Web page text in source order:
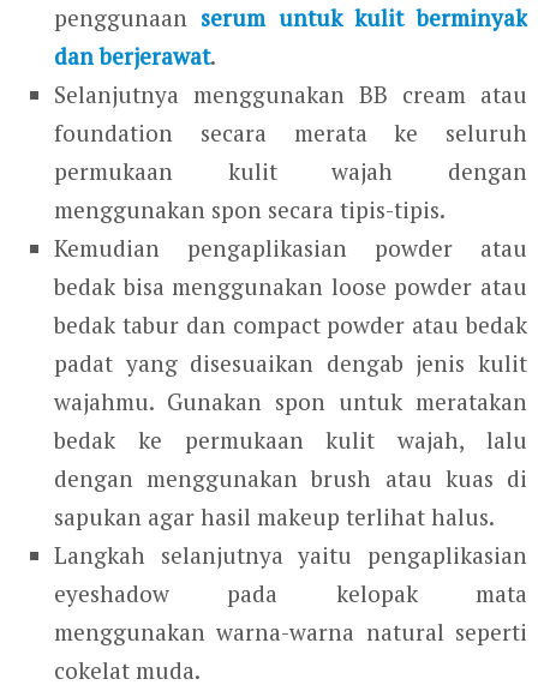
penggunaan serum untuk kulit berminyak
dan berjerawat.
Selanjutnya menggunakan BB cream atau
foundation secara merata ke seluruh
permukaan kulit wajah dengan
menggunakan spon secara tipis-tipis.
Kemudian pengaplikasian powder atau
bedak bisa menggunakan loose powder atau
bedak tabur dan compact powder atau bedak
padat yang disesuaikan dengab jenis kulit
wajahmu. Gunakan spon untuk meratakan
bedak ke permukaan kulit wajah, lalu
dengan menggunakan brush atau kuas di
sapukan agar hasil makeup terlihat halus.
Langkah selanjutnya yaitu pengaplikasian
eyeshadow pada kelopak mata
menggunakan warna-warna natural seperti
cokelat muda.